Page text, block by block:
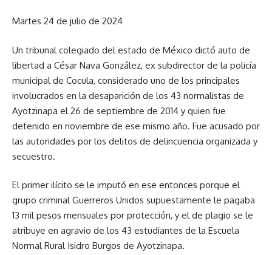
Martes 24 de julio de 2024
Un tribunal colegiado del estado de México dictó auto de
libertad a César Nava González, ex subdirector de la policía
municipal de Cocula, considerado uno de los principales
involucrados en la desaparición de los 43 normalistas de
Ayotzinapa el 26 de septiembre de 2014 y quien fue
detenido en noviembre de ese mismo año. Fue acusado por
las autoridades por los delitos de delincuencia organizada y
secuestro.
El primer ilícito se le imputó en ese entonces porque el
grupo criminal Guerreros Unidos supuestamente le pagaba
13 mil pesos mensuales por protección, y el de plagio se le
atribuye en agravio de los 43 estudiantes de la Escuela
Normal Rural Isidro Burgos de Ayotzinapa.